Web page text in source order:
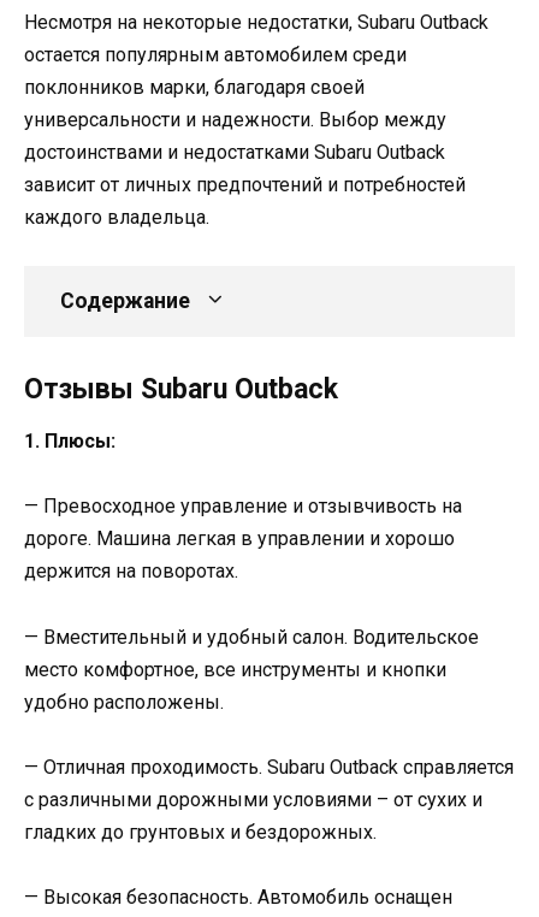
Несмотря на некоторые недостатки, Subaru Outback
остается популярным автомобилем среди
поклонников марки, благодаря своей
универсальности и надежности. Выбор между
достоинствами и недостатками Subaru Outback
зависит от личных предпочтений и потребностей
каждого владельца.
Содержание
Отзывы Subaru Outback
1. Плюсы:
— Превосходное управление и отзывчивость на
дороге. Машина легкая в управлении и хорошо
держится на поворотах.
— Вместительный и удобный салон. Водительское
место комфортное, все инструменты и кнопки
удобно расположены.
— Отличная проходимость. Subaru Outback справляется
с различными дорожными условиями – от сухих и
гладких до грунтовых и бездорожных.
— Высокая безопасность. Автомобиль оснащен